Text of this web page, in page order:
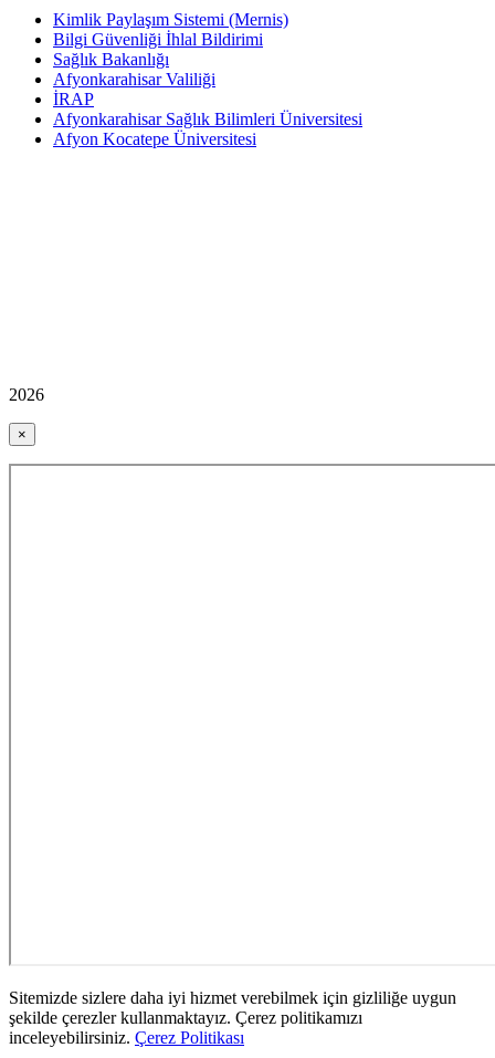
Kimlik Paylaşım Sistemi (Mernis)
Bilgi Güvenliği İhlal Bildirimi
Sağlık Bakanlığı
Afyonkarahisar Valiliği
İRAP
Afyonkarahisar Sağlık Bilimleri Üniversitesi
Afyon Kocatepe Üniversitesi
2026
×
Sitemizde sizlere daha iyi hizmet verebilmek için gizliliğe uygun
şekilde çerezler kullanmaktayız. Çerez politikamızı
inceleyebilirsiniz. Çerez Politikası